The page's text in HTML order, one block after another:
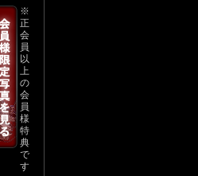
※
正
会
員
以
上
の
会
員
様
特
典
で
す